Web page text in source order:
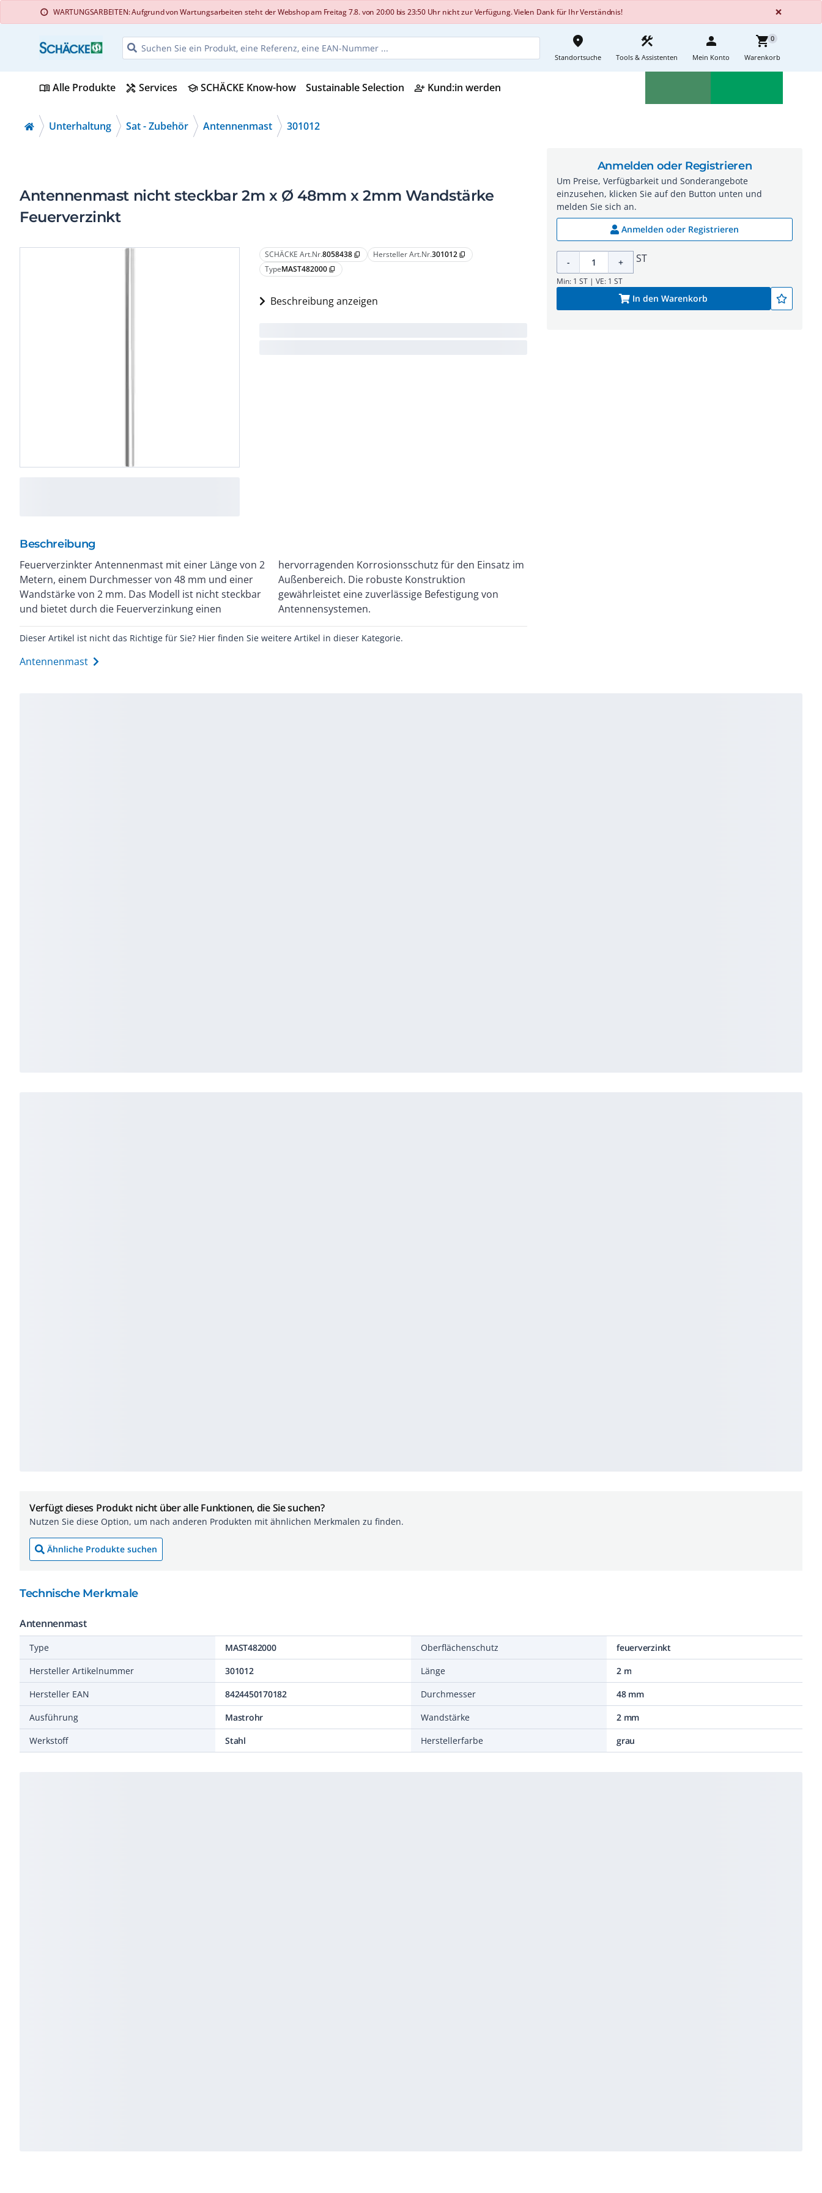
info WARTUNGSARBEITEN: Aufgrund von Wartungsarbeiten steht der Webshop am Freitag 7.8. von 20:00 bis 23:50 Uhr nicht zur Verfügung. Vielen Dank für Ihr Verständnis! ×
place
Standortsuche
construction
Tools & Assistenten
person
Mein Konto
shopping_cart0
Warenkorb
menu_bookAlle Produkte handyman Services schoolSCHÄCKE Know-how Sustainable Selection person_add_alt Kund:in werden
Unterhaltung Sat - Zubehör Antennenmast 301012
Antennenmast nicht steckbar 2m x Ø 48mm x 2mm Wandstärke
Feuerverzinkt
SCHÄCKE Art.Nr.8058438 content_copy Hersteller Art.Nr.301012 content_copy
TypeMAST482000 content_copy
Beschreibung anzeigen
Beschreibung
Feuerverzinkter Antennenmast mit einer Länge von 2
Metern, einem Durchmesser von 48 mm und einer
Wandstärke von 2 mm. Das Modell ist nicht steckbar
und bietet durch die Feuerverzinkung einen
hervorragenden Korrosionsschutz für den Einsatz im
Außenbereich. Die robuste Konstruktion
gewährleistet eine zuverlässige Befestigung von
Antennensystemen.
Dieser Artikel ist nicht das Richtige für Sie? Hier finden Sie weitere Artikel in dieser Kategorie.
Antennenmast
Anmelden oder Registrieren
Um Preise, Verfügbarkeit und Sonderangebote
einzusehen, klicken Sie auf den Button unten und
melden Sie sich an.
Anmelden oder Registrieren
- + ST
Min: 1 ST | VE: 1 ST
In den Warenkorb
Verfügt dieses Produkt nicht über alle Funktionen, die Sie suchen?
Nutzen Sie diese Option, um nach anderen Produkten mit ähnlichen Merkmalen zu finden.
Ähnliche Produkte suchen
Technische Merkmale
Antennenmast
Type
MAST482000
Hersteller Artikelnummer
301012
Hersteller EAN
8424450170182
Ausführung
Mastrohr
Werkstoff
Stahl
Oberflächenschutz
feuerverzinkt
Länge
2 m
Durchmesser
48 mm
Wandstärke
2 mm
Herstellerfarbe
grau